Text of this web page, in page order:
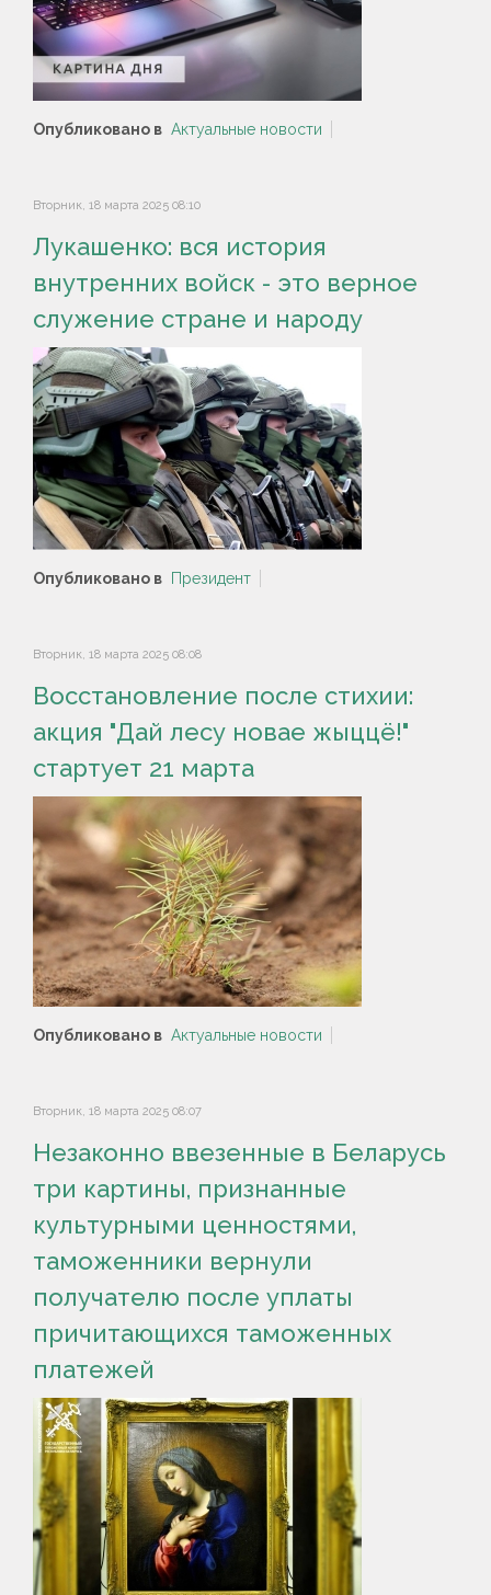
Опубликовано в Актуальные новости
Вторник, 18 марта 2025 08:10
Лукашенко: вся история
внутренних войск - это верное
служение стране и народу
Опубликовано в Президент
Вторник, 18 марта 2025 08:08
Восстановление после стихии:
акция "Дай лесу новае жыццё!"
стартует 21 марта
Опубликовано в Актуальные новости
Вторник, 18 марта 2025 08:07
Незаконно ввезенные в Беларусь
три картины, признанные
культурными ценностями,
таможенники вернули
получателю после уплаты
причитающихся таможенных
платежей